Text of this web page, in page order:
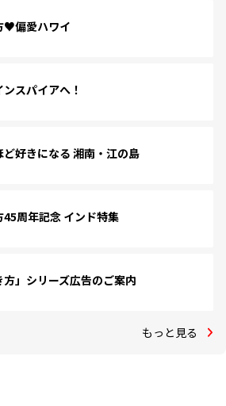
♥偏愛ハワイ
スパイアへ！
好きになる 湘南・江の島
周年記念 インド特集
方」シリーズ広告のご案内
もっと見る